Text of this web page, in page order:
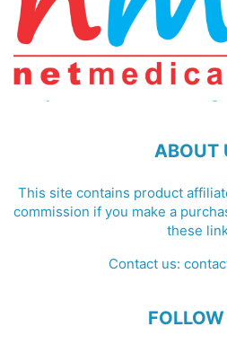
ABOUT
This site contains product
commission if you make a
these
Contact us: